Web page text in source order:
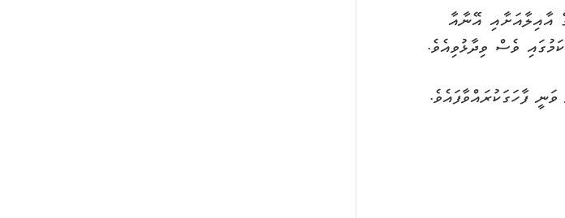
އާއިލާއަށާއި އޭނާއާ
ވެސް ވިދާޅުވިއެވެ.
ފާހަގަކުރައްވާފައެވެ.